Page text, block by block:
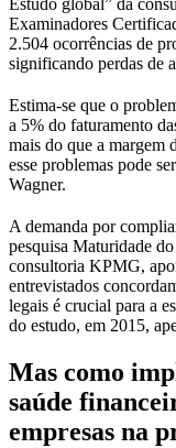
Estudo global” da
Examinadores
2.504 ocorrências de
significando perdas de
Estima-se que o
a 5% do faturamento
mais do que a margem
esse problemas pode
Wagner.
A demanda por
pesquisa Maturidade
consultoria KPMG,
entrevistados
legais é crucial para a
do estudo, em 2015,
Mas como
saúde
empresas na